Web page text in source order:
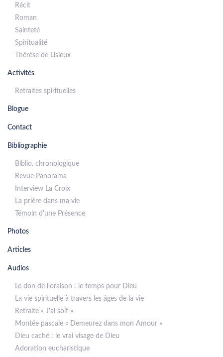
Récit
Roman
Sainteté
Spiritualité
Thérèse de Lisieux
Activités
Retraites spirituelles
Blogue
Contact
Bibliographie
Biblio. chronologique
Revue Panorama
Interview La Croix
La prière dans ma vie
Témoin d'une Présence
Photos
Articles
Audios
Le don de l'oraison : le temps pour Dieu
La vie spirituelle à travers les âges de la vie
Retraite « J'ai soif »
Montée pascale « Demeurez dans mon Amour »
Dieu caché : le vrai visage de Dieu
Adoration eucharistique